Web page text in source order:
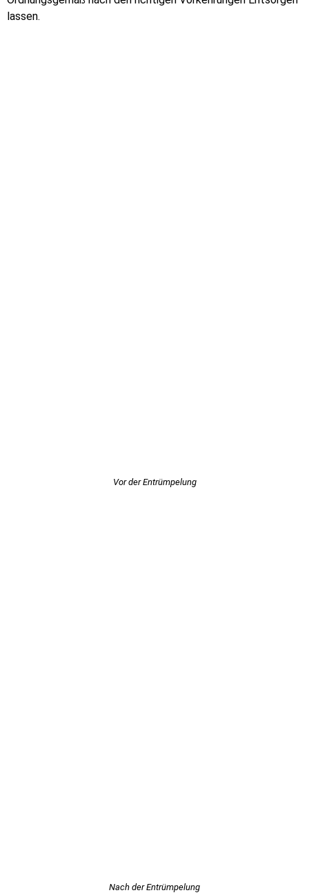
lassen.
Vor der Entrümpelung
Nach der Entrümpelung